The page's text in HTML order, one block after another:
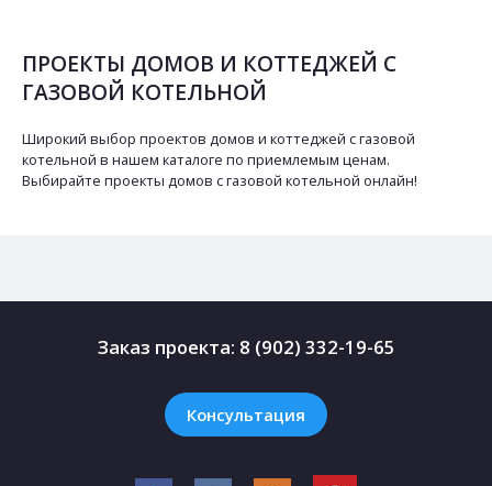
ПРОЕКТЫ ДОМОВ И КОТТЕДЖЕЙ С
ГАЗОВОЙ КОТЕЛЬНОЙ
Широкий выбор проектов домов и коттеджей с газовой
котельной в нашем каталоге по приемлемым ценам.
Выбирайте проекты домов с газовой котельной онлайн!
Заказ проекта: 8 (902) 332-19-65
Консультация